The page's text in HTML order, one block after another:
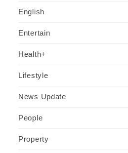
English
Entertain
Health+
Lifestyle
News Update
People
Property